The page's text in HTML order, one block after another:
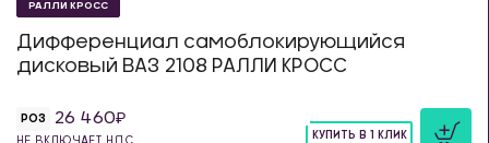
РАЛЛИ КРОСС
Дифференциал самоблокирующийся
дисковый ВАЗ 2108 РАЛЛИ КРОСС
РОЗ 26 460
НЕ ВКЛЮЧАЕТ НДС
КУПИТЬ В 1 КЛИК